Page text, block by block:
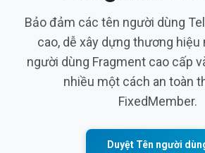
Bảo đảm các tên người dùng
cao, dễ xây dựng thương hiệu
người dùng Fragment cao cấp
nhiều một cách an toàn
FixedMember.
Duyệt Tên người